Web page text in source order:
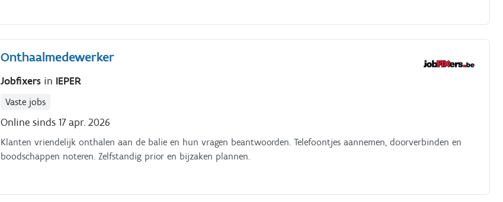
Onthaalmedewerker
Jobfixers in IEPER
Vaste jobs
Online sinds 17 apr. 2026
Klanten vriendelijk onthalen aan de balie en hun vragen beantwoorden. Telefoontjes aannemen, doorverbinden en
boodschappen noteren. Zelfstandig prior en bijzaken plannen.